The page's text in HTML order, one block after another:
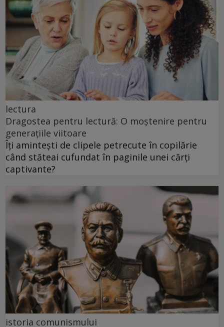
lectura
Dragostea pentru lectură: O moștenire pentru
generațiile viitoare
Îți amintești de clipele petrecute în copilărie
când stăteai cufundat în paginile unei cărți
captivante?
istoria comunismului